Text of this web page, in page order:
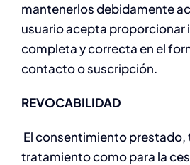
mantenerlos debidamente
usuario acepta proporcionar
completa y correcta en el
contacto o suscripción.
REVOCABILIDAD
El consentimiento prestado,
tratamiento como para la